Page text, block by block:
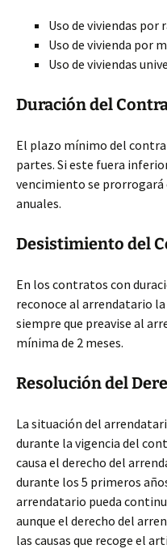
Uso de viviendas por
Uso de vivienda por
Uso de viviendas
Duración del
El plazo mínimo del
partes. Si este fuera
vencimiento se
anuales.
Desistimiento del
En los contratos con
reconoce al arrendatario
siempre que preavise al
mínima de 2 meses.
Resolución del
La situación del
durante la vigencia del
causa el derecho del
durante los 5 primeros
arrendatario pueda
aunque el derecho del
las causas que recoge el